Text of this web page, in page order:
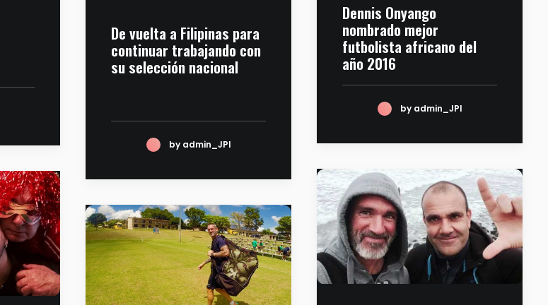
De vuelta a Filipinas para
continuar trabajando con
su selección nacional
by admin_JPI
Dennis Onyango
nombrado mejor
futbolista africano del
año 2016
by admin_JPI